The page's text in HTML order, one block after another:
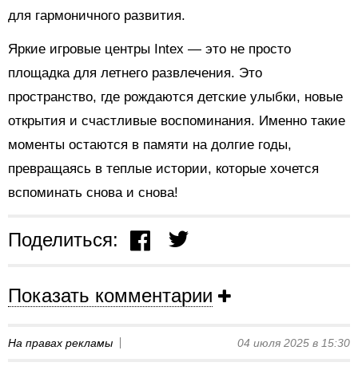
для гармоничного развития.
Яркие игровые центры Intex — это не просто
площадка для летнего развлечения. Это
пространство, где рождаются детские улыбки, новые
открытия и счастливые воспоминания. Именно такие
моменты остаются в памяти на долгие годы,
превращаясь в теплые истории, которые хочется
вспоминать снова и снова!
Поделиться:
Показать комментарии
На правах рекламы 04 июля 2025 в 15:30